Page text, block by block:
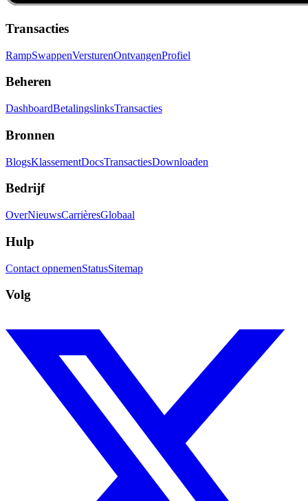
Transacties
RampSwappenVersturenOntvangenProfiel
Beheren
DashboardBetalingslinksTransacties
Bronnen
BlogsKlassementDocsTransactiesDownloaden
Bedrijf
OverNieuwsCarrièresGlobaal
Hulp
Contact opnemenStatusSitemap
Volg